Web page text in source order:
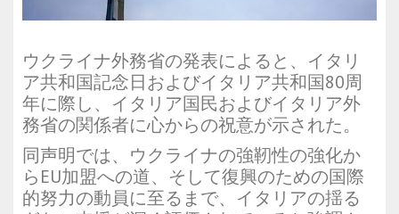
ウクライナ外務省の発表によると、イタリ
ア共和国記念日およびイタリア共和国80周
年に際し、イタリア国民およびイタリア外
務省の関係者に心からの祝意が示された。
同声明では、ウクライナの強靭性の強化か
らEU加盟への道、そして復興のための国際
的努力の動員に至るまで、イタリアの揺る